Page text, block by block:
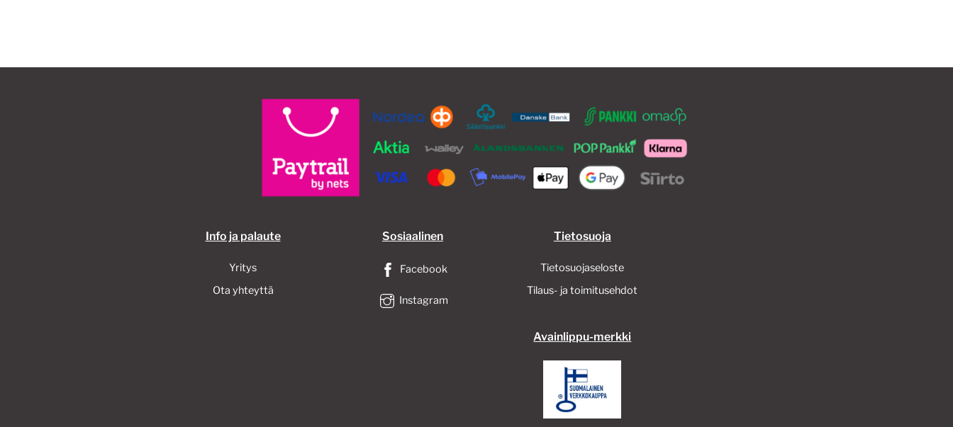
tehdä
tuotteen
sivulla.
tehdä
Info ja palaute
Yritys
Ota yhteyttä
Sosiaalinen
Facebook
Instagram
Tietosuoja
Tietosuojaseloste
Tilaus- ja toimitusehdot
Avainlippu-merkki